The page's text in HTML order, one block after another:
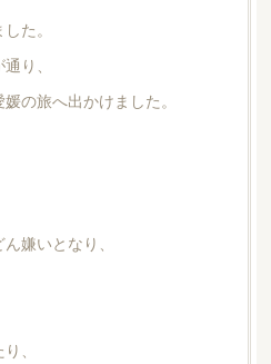
た。
り、
の旅へ出かけました。
嫌いとなり、
、